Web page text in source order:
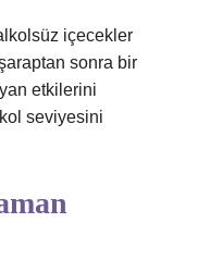
içecekler
sonra bir
etkilerini
seviyesini